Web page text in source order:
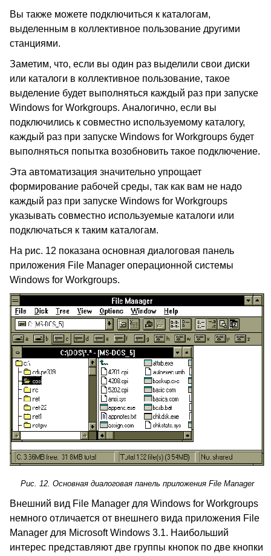
Вы также можете подключиться к каталогам,
выделенным в коллективное пользование другими
станциями.
Заметим, что, если вы один раз выделили свои диски
или каталоги в коллективное пользование, такое
выделение будет выполняться каждый раз при запуске
Windows for Workgroups. Аналогично, если вы
подключились к совместно используемому каталогу,
каждый раз при запуске Windows for Workgroups будет
выполняться попытка возобновить такое подключение.
Эта автоматизация значительно упрощает
формирование рабочей среды, так как вам не надо
каждый раз при запуске Windows for Workgroups
указывать совместно используемые каталоги или
подключаться к таким каталогам.
На рис. 12 показана основная диалоговая панель
приложения File Manager операционной системы
Windows for Workgroups.
Рис. 12. Основная диалоговая панель приложения File Manager
Внешний вид File Manager для Windows for Workgroups
немного отличается от внешнего вида приложения File
Manager для Microsoft Windows 3.1. Наибольший
интерес представляют две группы кнопок по две кнопки